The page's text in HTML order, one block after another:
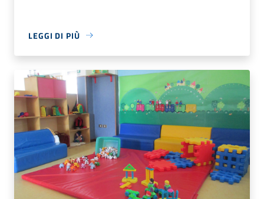
LEGGI DI PIÙ